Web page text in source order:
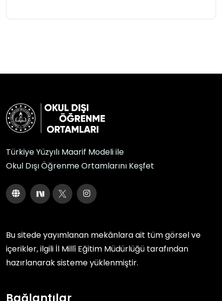
Türkiye Yüzyılı Maarif Modeli ile
Okul Dışı Öğrenme Ortamlarını Keşfet
Bu sitede yayımlanan mekânlara ait tüm görsel ve
içerikler, ilgili İl Millî Eğitim Müdürlüğü tarafından
hazırlanarak sisteme yüklenmiştir.